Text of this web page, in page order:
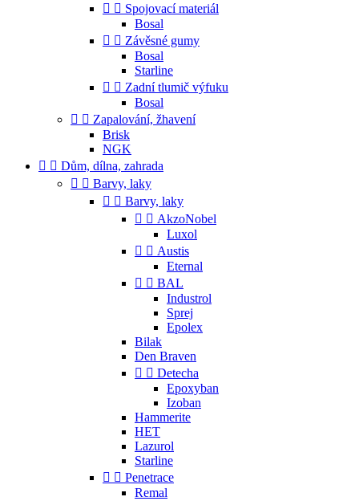
  Spojovací materiál
Bosal
  Závěsné gumy
Bosal
Starline
  Zadní tlumič výfuku
Bosal
  Zapalování, žhavení
Brisk
NGK
  Dům, dílna, zahrada
  Barvy, laky
  Barvy, laky
  AkzoNobel
Luxol
  Austis
Eternal
  BAL
Industrol
Sprej
Epolex
Bilak
Den Braven
  Detecha
Epoxyban
Izoban
Hammerite
HET
Lazurol
Starline
  Penetrace
Remal